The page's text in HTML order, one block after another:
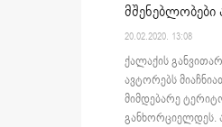
20.02.2020. 13:08
ქალაქის
ავტორებს
მიმდებარე
განხორციელდეს.